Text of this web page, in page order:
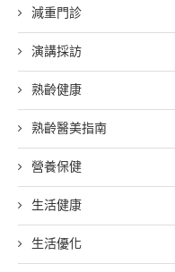
減重門診
演講採訪
熟齡健康
熟齡醫美指南
營養保健
生活健康
生活優化